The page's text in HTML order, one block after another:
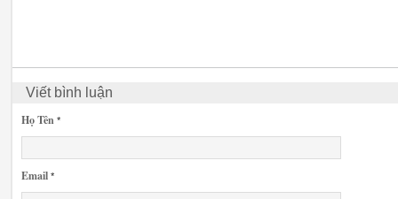
Viết bình luận
Họ Tên *
Email *